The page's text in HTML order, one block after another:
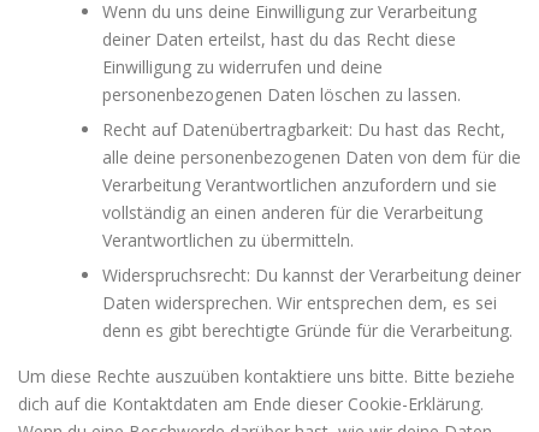
Wenn du uns deine Einwilligung zur Verarbeitung
deiner Daten erteilst, hast du das Recht diese
Einwilligung zu widerrufen und deine
personenbezogenen Daten löschen zu lassen.
Recht auf Datenübertragbarkeit: Du hast das Recht,
alle deine personenbezogenen Daten von dem für die
Verarbeitung Verantwortlichen anzufordern und sie
vollständig an einen anderen für die Verarbeitung
Verantwortlichen zu übermitteln.
Widerspruchsrecht: Du kannst der Verarbeitung deiner
Daten widersprechen. Wir entsprechen dem, es sei
denn es gibt berechtigte Gründe für die Verarbeitung.
Um diese Rechte auszuüben kontaktiere uns bitte. Bitte beziehe
dich auf die Kontaktdaten am Ende dieser Cookie-Erklärung.